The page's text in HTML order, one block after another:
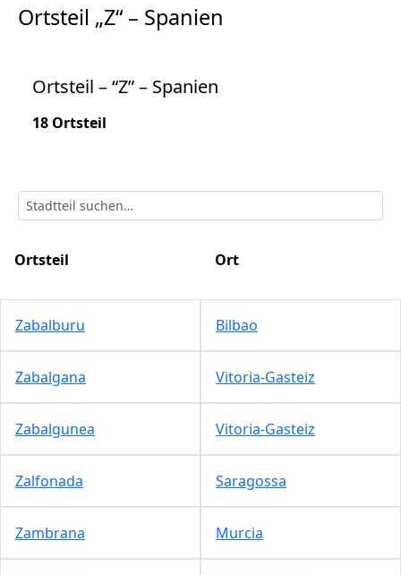
Ortsteil „Z“ – Spanien
Ortsteil – “Z” – Spanien
18 Ortsteil
Ortsteil Ort
Zabalburu Bilbao
Zabalgana Vitoria-Gasteiz
Zabalgunea Vitoria-Gasteiz
Zalfonada Saragossa
Zambrana Murcia